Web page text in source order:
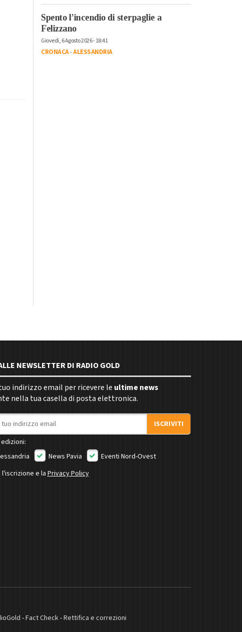
Spento l’incendio di sterpaglie a
Felizzano
Giovedì, 6 Agosto 2026 - 18:41
CRONACA-ALESSANDRIA
NEWSLETTER DI RADIO GOLD
indirizzo email per ricevere le ultime news
nella tua casella di posta elettronica.
ISCRIVITI
News Pavia
Eventi Nord-Ovest
e la Privacy Policy
-Fact Check-Rettifica e correzioni